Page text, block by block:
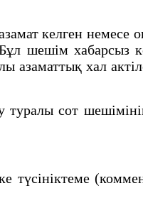
келген немесе
шешім хабарсыз
хал
сот
түсініктеме